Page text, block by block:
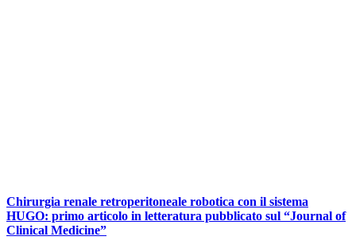
Chirurgia renale retroperitoneale robotica con il sistema
HUGO: primo articolo in letteratura pubblicato sul “Journal of
Clinical Medicine”